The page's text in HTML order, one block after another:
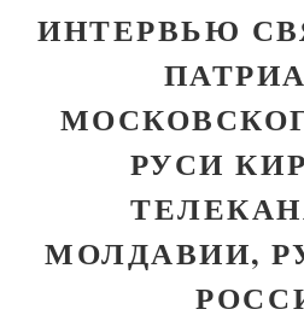
ИНТЕРВЬЮ
РУСИ
МОЛДАВИИ,